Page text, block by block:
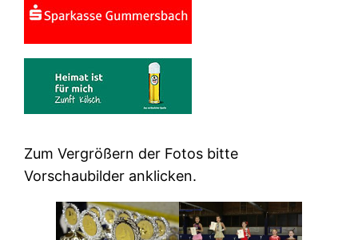
Zum Vergrößern der Fotos bitte
Vorschaubilder anklicken.